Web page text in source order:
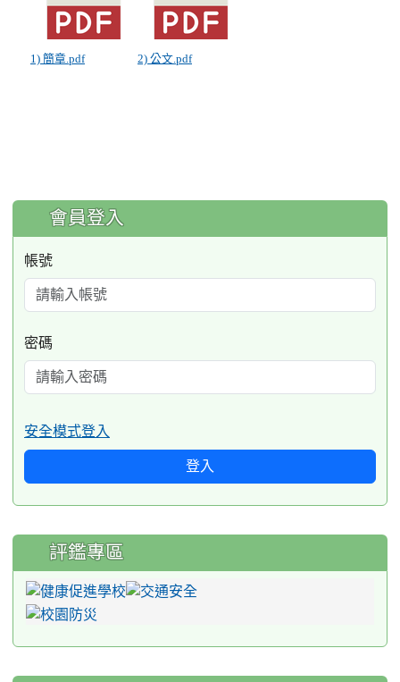
1) 簡章.pdf 2) 公文.pdf
:::
會員登入
帳號
密碼
安全模式登入
登入
評鑑專區